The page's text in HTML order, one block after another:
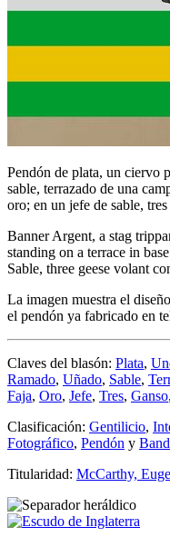
Pendón de plata, un ciervo
sable, terrazado de una
oro; en un jefe de sable,
Banner Argent, a stag
standing on a terrace in
Sable, three geese volant
La imagen muestra el
el pendón ya fabricado en
Claves del blasón: Plata,
Ramado, Uñado, Sable,
Faja, Oro, Jefe, Tres, Ganso,
Clasificación: Gentilicio,
Fotográfico, Pendón y
Titularidad: McCarthy,